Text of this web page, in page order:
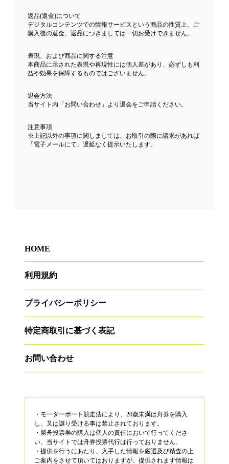
返品(返金)について
デジタルコンテンツでの情報サービスという商品の性質上、ご
購入後の返金、返品につきましては一切お受けできません。
表現、および商品に関する注意
本商品に示された表現や再現性には個人差があり、必ずしも利
益や効果を保障するものではございません。
退会方法
当サイト内「お問い合わせ」より退会をご申請ください。
注意事項
※上記以外の事項に関しましては、お取引の際に請求があれば
「電子メールにて」遅延なく提示いたします。
HOME
利用規約
プライバシーポリシー
特定商取引に基づく表記
お問い合わせ
・モーターボート競走法により、20歳未満は舟券を購入
し、又は譲り受ける事は禁止されております。
・勝舟投票券の購入は個人の責任において行ってくださ
い。当サイトでは舟券投票代行は行っておりません。
・提供を行うにあたり、入手した情報を厳選及び精査の上
ご案内をさせて頂いてはおりますが、提供されます情報は